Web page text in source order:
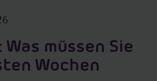
müssen Sie
Wochen